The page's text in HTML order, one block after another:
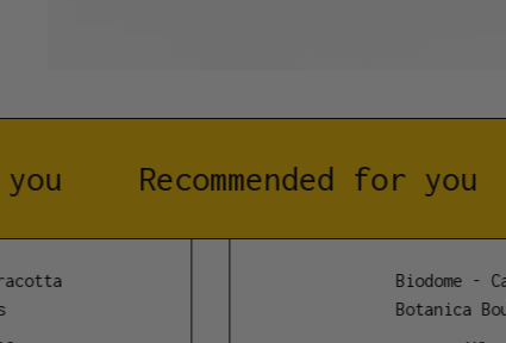
Recommended for you
Biodome -
Botanica